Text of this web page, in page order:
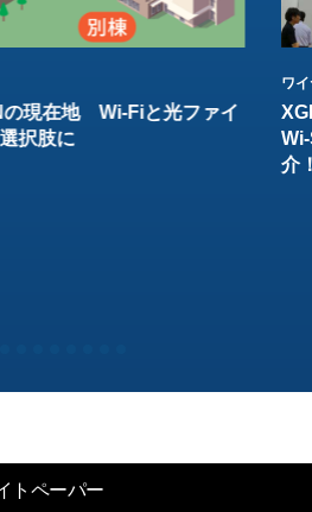
の現在地 Wi-Fiと光ファイ
択肢に
ワ
介
トペーパー